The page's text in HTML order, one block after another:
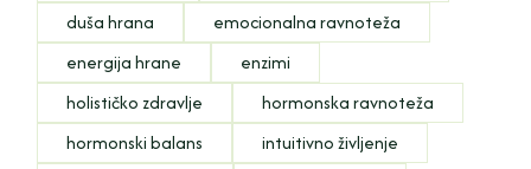
duša hrana
emocionalna ravnoteža
energija hrane
enzimi
holističko zdravlje
hormonska ravnoteža
hormonski balans
intuitivno življenje